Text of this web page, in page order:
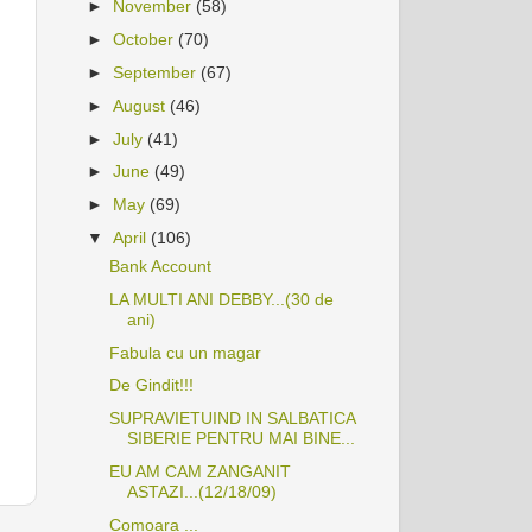
► November (58)
►October (70)
►September (67)
►August (46)
►July (41)
►June (49)
► May (69)
▼April (106)
Bank Account
LA MULTI ANI DEBBY...(30 de
ani)
Fabula cu un magar
De Gindit!!!
SUPRAVIETUIND IN SALBATICA
SIBERIE PENTRU MAI BINE...
EU AM CAM ZANGANIT
ASTAZI...(12/18/09)
Comoara ...